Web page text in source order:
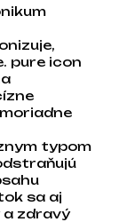
pure icon
typom
sa aj
a zdravý